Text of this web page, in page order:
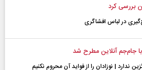
بررسی کرد
در لباس افشاگری
جام‌جم آنلاین مطرح شد
ندارد | نوزادان را از فواید آن محروم نکنیم